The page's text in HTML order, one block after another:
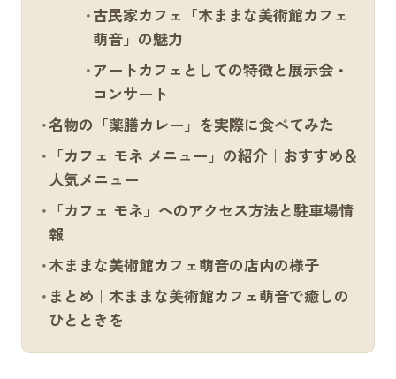
古民家カフェ「木ままな美術館カフェ
萌音」の魅力
アートカフェとしての特徴と展示会・
コンサート
名物の「薬膳カレー」を実際に食べてみた
「カフェ モネ メニュー」の紹介｜おすすめ＆
人気メニュー
「カフェ モネ」へのアクセス方法と駐車場情
報
木ままな美術館カフェ萌音の店内の様子
まとめ｜木ままな美術館カフェ萌音で癒しの
ひとときを